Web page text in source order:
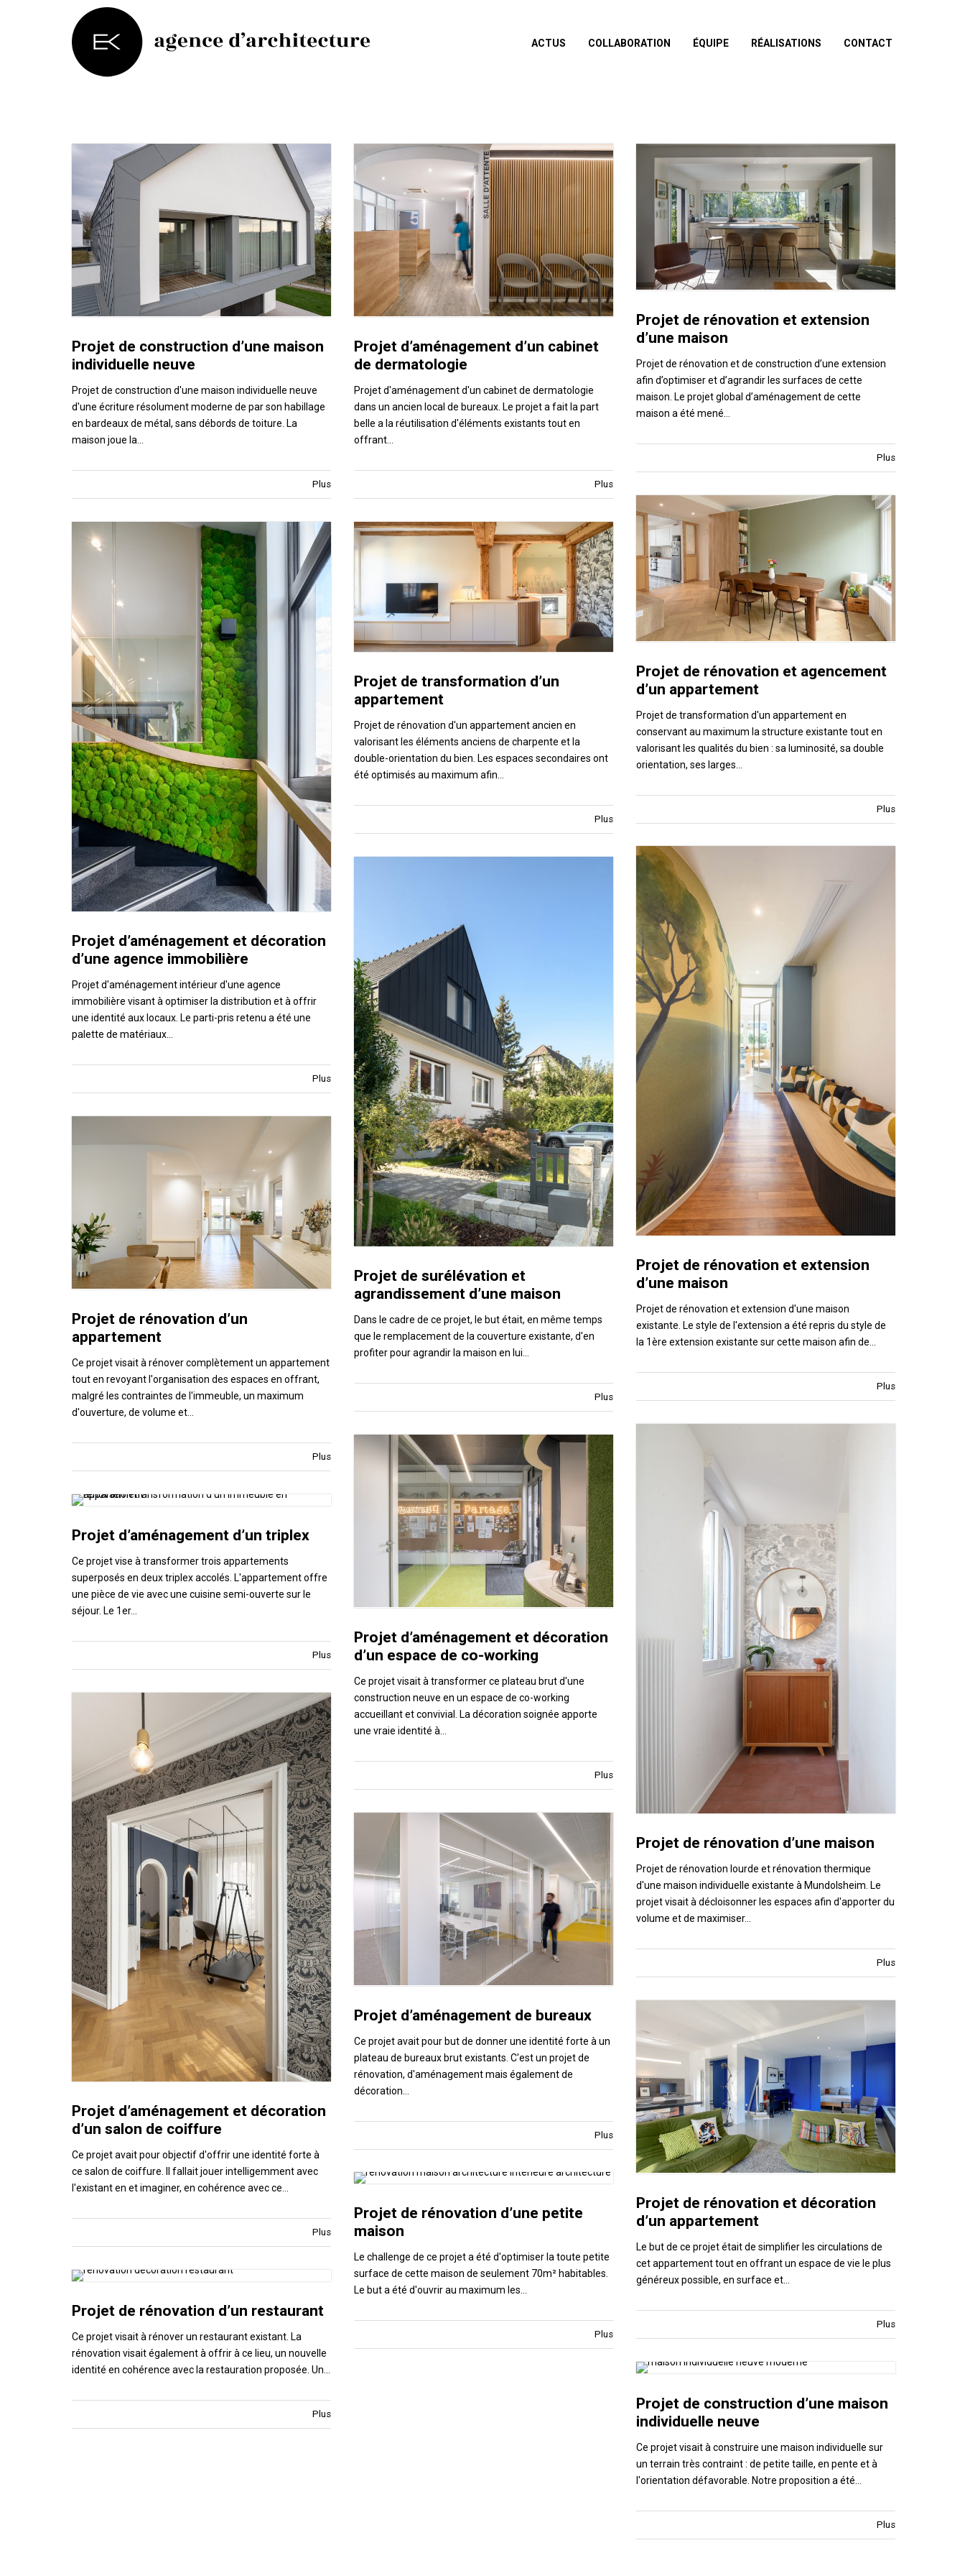
ACTUS COLLABORATION ÉQUIPE RÉALISATIONS CONTACT
Projet de construction d’une maison
individuelle neuve
Projet de construction d'une maison individuelle neuve
d'une écriture résolument moderne de par son habillage
en bardeaux de métal, sans débords de toiture. La
maison joue la…
Plus
Projet d’aménagement d’un cabinet
de dermatologie
Projet d'aménagement d'un cabinet de dermatologie
dans un ancien local de bureaux. Le projet a fait la part
belle a la réutilisation d'éléments existants tout en
offrant…
Plus
Projet de rénovation et extension
d’une maison
Projet de rénovation et de construction d’une extension
afin d’optimiser et d’agrandir les surfaces de cette
maison. Le projet global d’aménagement de cette
maison a été mené…
Plus
Projet de rénovation et agencement
d’un appartement
Projet de transformation d'un appartement en
conservant au maximum la structure existante tout en
valorisant les qualités du bien : sa luminosité, sa double
orientation, ses larges…
Plus
Projet d’aménagement et décoration
d’une agence immobilière
Projet d'aménagement intérieur d'une agence
immobilière visant à optimiser la distribution et à offrir
une identité aux locaux. Le parti-pris retenu a été une
palette de matériaux…
Plus
Projet de transformation d’un
appartement
Projet de rénovation d'un appartement ancien en
valorisant les éléments anciens de charpente et la
double-orientation du bien. Les espaces secondaires ont
été optimisés au maximum afin…
Plus
Projet de rénovation et extension
d’une maison
Projet de rénovation et extension d'une maison
existante. Le style de l'extension a été repris du style de
la 1ère extension existante sur cette maison afin de…
Plus
Projet de surélévation et
agrandissement d’une maison
Dans le cadre de ce projet, le but était, en même temps
que le remplacement de la couverture existante, d'en
profiter pour agrandir la maison en lui…
Plus
Projet de rénovation d’un
appartement
Ce projet visait à rénover complètement un appartement
tout en revoyant l'organisation des espaces en offrant,
malgré les contraintes de l'immeuble, un maximum
d'ouverture, de volume et…
Plus
Projet de rénovation d’une maison
Projet de rénovation lourde et rénovation thermique
d'une maison individuelle existante à Mundolsheim. Le
projet visait à décloisonner les espaces afin d'apporter du
volume et de maximiser…
Plus
Projet d’aménagement et décoration
d’un espace de co-working
Ce projet visait à transformer ce plateau brut d'une
construction neuve en un espace de co-working
accueillant et convivial. La décoration soignée apporte
une vraie identité à…
Plus
Projet d’aménagement d’un triplex
Ce projet vise à transformer trois appartements
superposés en deux triplex accolés. L'appartement offre
une pièce de vie avec une cuisine semi-ouverte sur le
séjour. Le 1er…
Plus
Projet d’aménagement et décoration
d’un salon de coiffure
Ce projet avait pour objectif d'offrir une identité forte à
ce salon de coiffure. Il fallait jouer intelligemment avec
l'existant en et imaginer, en cohérence avec ce…
Plus
Projet d’aménagement de bureaux
Ce projet avait pour but de donner une identité forte à un
plateau de bureaux brut existants. C'est un projet de
rénovation, d'aménagement mais également de
décoration…
Plus
Projet de rénovation et décoration
d’un appartement
Le but de ce projet était de simplifier les circulations de
cet appartement tout en offrant un espace de vie le plus
généreux possible, en surface et…
Plus
Projet de rénovation d’une petite
maison
Le challenge de ce projet a été d'optimiser la toute petite
surface de cette maison de seulement 70m² habitables.
Le but a été d'ouvrir au maximum les…
Plus
Projet de rénovation d’un restaurant
Ce projet visait à rénover un restaurant existant. La
rénovation visait également à offrir à ce lieu, un nouvelle
identité en cohérence avec la restauration proposée. Un…
Plus
Projet de construction d’une maison
individuelle neuve
Ce projet visait à construire une maison individuelle sur
un terrain très contraint : de petite taille, en pente et à
l'orientation défavorable. Notre proposition a été…
Plus